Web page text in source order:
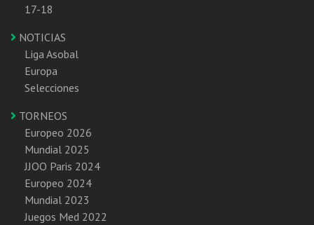
17-18
NOTICIAS
Liga Asobal
Europa
Selecciones
TORNEOS
Europeo 2026
Mundial 2025
JJOO Paris 2024
Europeo 2024
Mundial 2023
Juegos Med 2022